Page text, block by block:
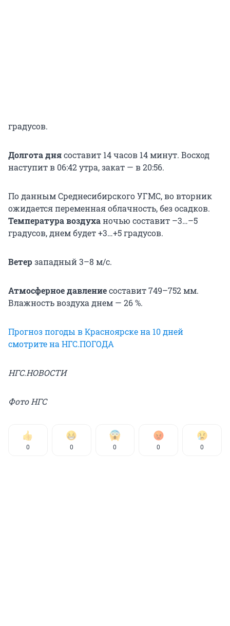
градусов.
Долгота днясоставит 14 часов 14 минут. Восход
наступит в 06:42 утра, закат — в 20:56.
По данным Среднесибирского УГМС, во вторник
ожидается переменная облачность, без осадков.
Температура воздуханочью составит –3…–5
градусов, днем будет +3…+5 градусов.
Ветерзападный 3–8 м/с.
Атмосферное давлениесоставит 749–752 мм.
Влажность воздуха днем — 26 %.
Прогноз погоды в Красноярске на 10 дней
смотрите на НГС.ПОГОДА
НГС.НОВОСТИ
Фото НГС
0 0 0 0 0